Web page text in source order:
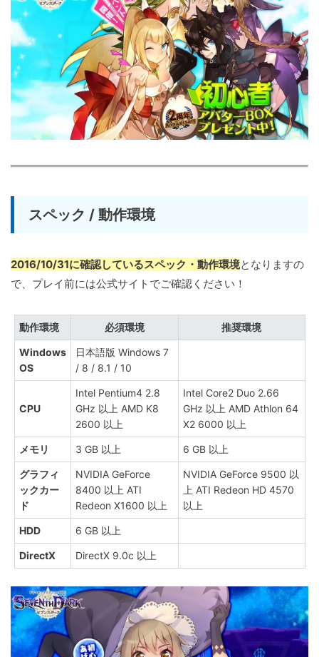
スペック / 動作環境
2016/10/31に確認しているスペック・動作環境となりますの
で、プレイ前には公式サイトでご確認ください！
動作環境 必須環境 推奨環境
Windows
OS
日本語版 Windows 7
/ 8 / 8.1 / 10
CPU
Intel Pentium4 2.8
GHz 以上 AMD K8
2600 以上
Intel Core2 Duo 2.66
GHz 以上 AMD Athlon 64
X2 6000 以上
メモリ 3 GB 以上 6 GB 以上
グラフィ
ックカー
ド
NVIDIA GeForce
8400 以上 ATI
Redeon X1600 以上
NVIDIA GeForce 9500 以
上 ATI Redeon HD 4570
以上
HDD 6 GB 以上
DirectX DirectX 9.0c 以上